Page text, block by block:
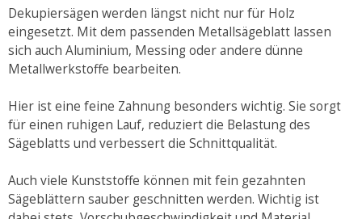
Dekupiersägen werden längst nicht nur für Holz
eingesetzt. Mit dem passenden Metallsägeblatt lassen
sich auch Aluminium, Messing oder andere dünne
Metallwerkstoffe bearbeiten.
Hier ist eine feine Zahnung besonders wichtig. Sie sorgt
für einen ruhigen Lauf, reduziert die Belastung des
Sägeblatts und verbessert die Schnittqualität.
Auch viele Kunststoffe können mit fein gezahnten
Sägeblättern sauber geschnitten werden. Wichtig ist